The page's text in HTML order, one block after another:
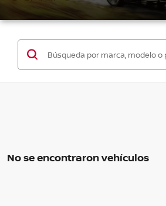
No se encontraron vehículos